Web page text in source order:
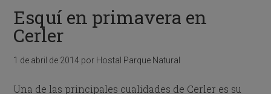
Esquí en primavera en
Cerler
1 de abril de 2014 por Hostal Parque Natural
Una de las principales cualidades de Cerler es su